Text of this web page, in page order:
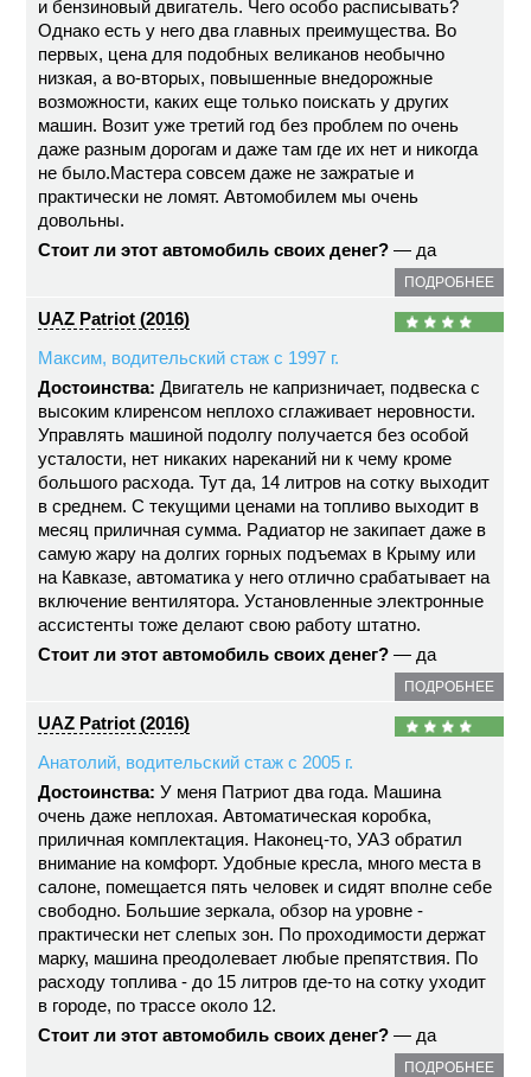
и бензиновый двигатель. Чего особо расписывать?
Однако есть у него два главных преимущества. Во
первых, цена для подобных великанов необычно
низкая, а во-вторых, повышенные внедорожные
возможности, каких еще только поискать у других
машин. Возит уже третий год без проблем по очень
даже разным дорогам и даже там где их нет и никогда
не было.Мастера совсем даже не зажратые и
практически не ломят. Автомобилем мы очень
довольны.
Стоит ли этот автомобиль своих денег? — да
ПОДРОБНЕЕ
UAZ Patriot (2016)
Максим, водительский стаж с 1997 г.
Достоинства: Двигатель не капризничает, подвеска с
высоким клиренсом неплохо сглаживает неровности.
Управлять машиной подолгу получается без особой
усталости, нет никаких нареканий ни к чему кроме
большого расхода. Тут да, 14 литров на сотку выходит
в среднем. С текущими ценами на топливо выходит в
месяц приличная сумма. Радиатор не закипает даже в
самую жару на долгих горных подъемах в Крыму или
на Кавказе, автоматика у него отлично срабатывает на
включение вентилятора. Установленные электронные
ассистенты тоже делают свою работу штатно.
Стоит ли этот автомобиль своих денег? — да
ПОДРОБНЕЕ
UAZ Patriot (2016)
Анатолий, водительский стаж с 2005 г.
Достоинства: У меня Патриот два года. Машина
очень даже неплохая. Автоматическая коробка,
приличная комплектация. Наконец-то, УАЗ обратил
внимание на комфорт. Удобные кресла, много места в
салоне, помещается пять человек и сидят вполне себе
свободно. Большие зеркала, обзор на уровне -
практически нет слепых зон. По проходимости держат
марку, машина преодолевает любые препятствия. По
расходу топлива - до 15 литров где-то на сотку уходит
в городе, по трассе около 12.
Стоит ли этот автомобиль своих денег? — да
ПОДРОБНЕЕ